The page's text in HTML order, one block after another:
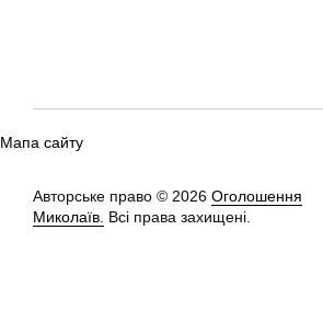
Мапа сайту
Авторське право © 2026 Оголошення
Миколаїв. Всі права захищені.